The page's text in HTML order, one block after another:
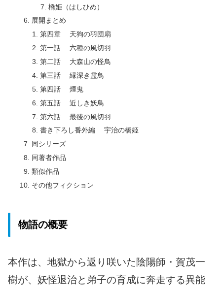
橋姫（はしひめ）
展開まとめ
第四章 天狗の羽団扇
第一話 六種の風切羽
第二話 大森山の怪鳥
第三話 縁深き霊鳥
第四話 煙鬼
第五話 近しき妖鳥
第六話 最後の風切羽
書き下ろし番外編 宇治の橋姫
同シリーズ
同著者作品
類似作品
その他フィクション
物語の概要
本作は、地獄から返り咲いた陰陽師・賀茂一
樹が、妖怪退治と弟子の育成に奔走する異能